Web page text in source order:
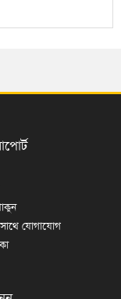
যোগাযোগ